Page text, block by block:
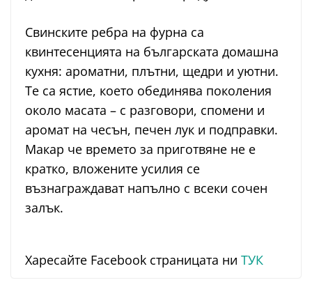
Свинските ребра на фурна са
квинтесенцията на българската домашна
кухня: ароматни, плътни, щедри и уютни.
Те са ястие, което обединява поколения
около масата – с разговори, спомени и
аромат на чесън, печен лук и подправки.
Макар че времето за приготвяне не е
кратко, вложените усилия се
възнаграждават напълно с всеки сочен
залък.
Харесайте Facebook страницата ни ТУК